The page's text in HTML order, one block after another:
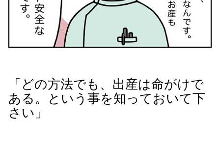
「どの方法でも、出産は命がけで
ある。という事を知っておいて下
さい」